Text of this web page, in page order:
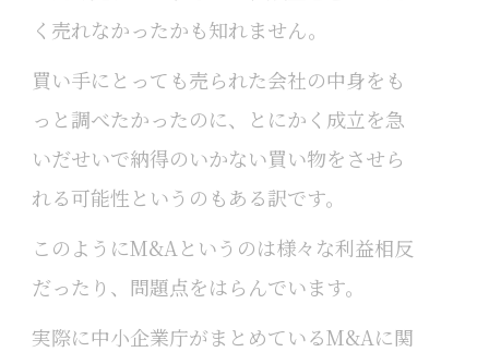
く売れなかったかも知れません。
買い手にとっても売られた会社の中身をも
っと調べたかったのに、とにかく成立を急
いだせいで納得のいかない買い物をさせら
れる可能性というのもある訳です。
このようにM&Aというのは様々な利益相反
だったり、問題点をはらんでいます。
実際に中小企業庁がまとめているM&Aに関